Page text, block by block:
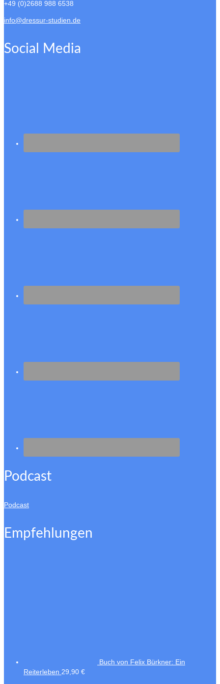
+49 (0)2688 988 6538
info@dressur-studien.de
Social Media
Podcast
Podcast
Empfehlungen
Buch von Felix Bürkner: Ein
Reiterleben 29,90 €